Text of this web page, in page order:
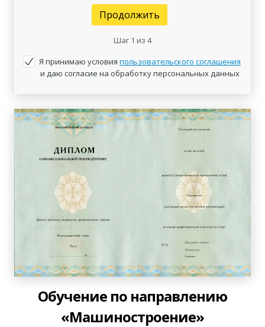
Продолжить
Шаг 1 из 4
Я принимаю условия пользовательского соглашения
и даю согласие на обработку персональных данных
Обучение по направлению
«Машиностроение»